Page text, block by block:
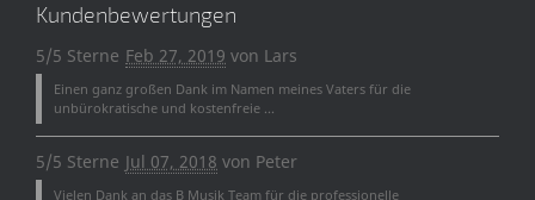
Kundenbewertungen
5/5 Sterne Feb 27, 2019 von Lars
Einen ganz großen Dank im Namen meines Vaters für die
unbürokratische und kostenfreie ...
5/5 Sterne Jul 07, 2018 von Peter
Vielen Dank an das B Musik Team für die professionelle